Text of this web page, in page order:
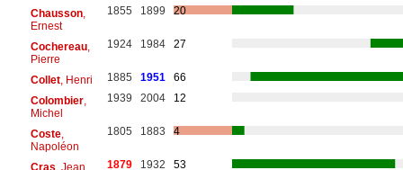
Chausson,
Ernest
1855 1899 20
Cochereau,
Pierre
1924 1984 27
Collet, Henri 1885 1951
66
Colombier,
Michel
1939 2004 12
Coste,
Napoléon
1805 1883 4
Cras , Jean 1879 1932
53